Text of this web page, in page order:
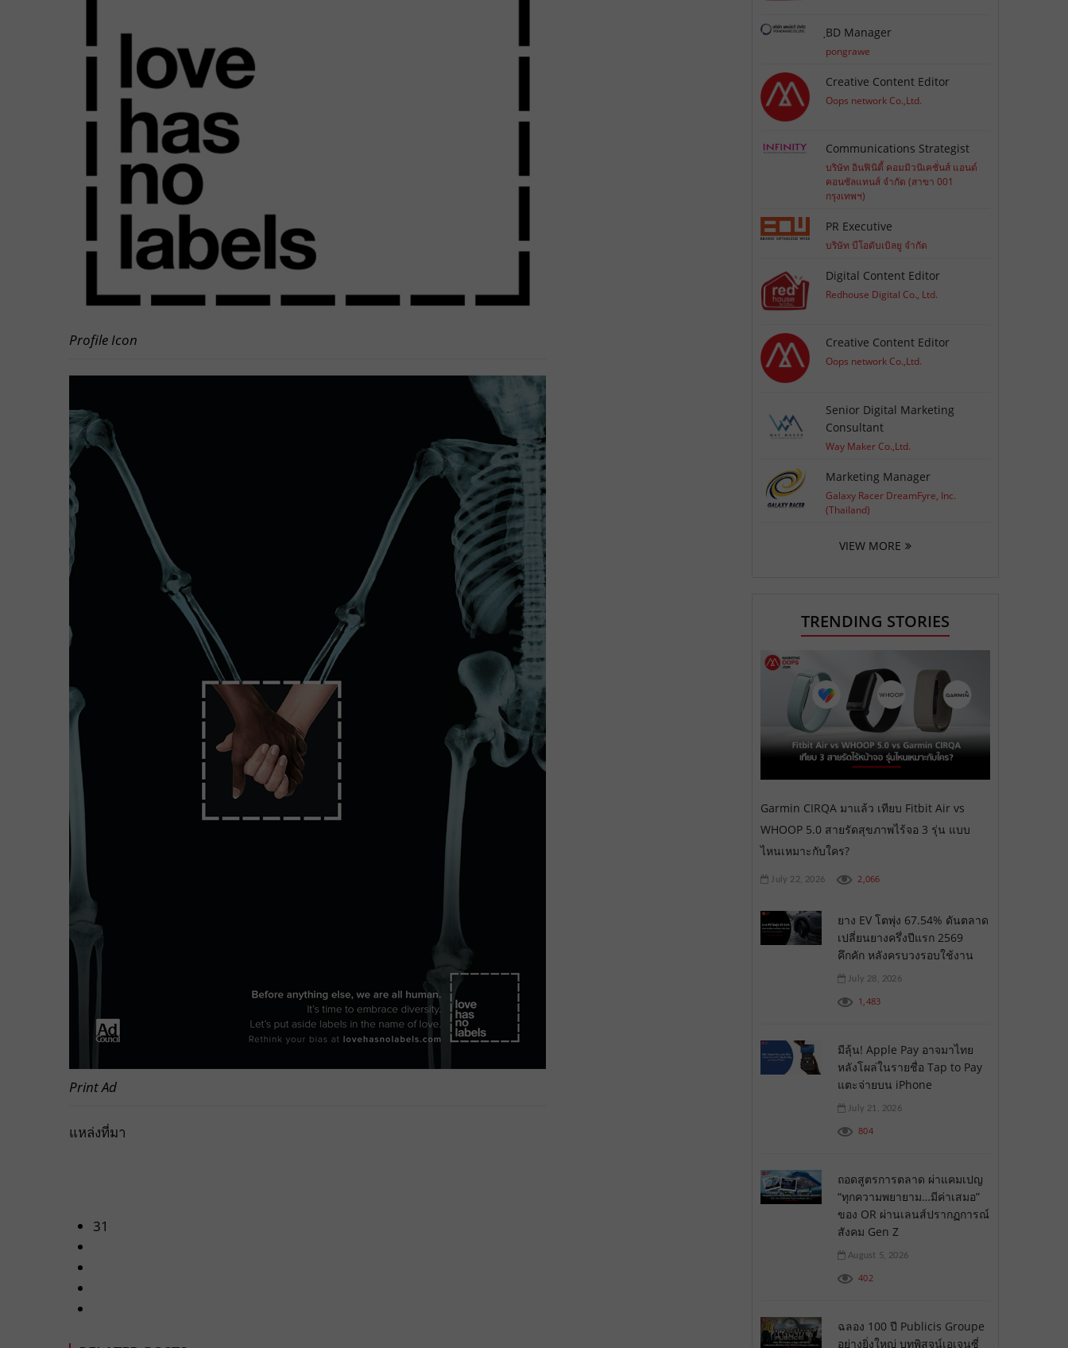
Profile Icon
Print Ad
แหล่งที่มา
31
ฺBD Manager
pongrawe
Creative Content Editor
Oops network Co.,Ltd.
Communications Strategist
บริษัท อินฟินิตี้ คอมมิวนิเคชั่นส์ แอนด์
คอนซัลแทนส์ จำกัด (สาขา 001
กรุงเทพฯ)
PR Executive
บริษัท บีโอดับเบิลยู จำกัด
Digital Content Editor
Redhouse Digital Co., Ltd.
Creative Content Editor
Oops network Co.,Ltd.
Senior Digital Marketing
Consultant
Way Maker Co.,Ltd.
Marketing Manager
Galaxy Racer DreamFyre, Inc.
(Thailand)
VIEW MORE
TRENDING STORIES
Garmin CIRQA มาแล้ว เทียบ Fitbit Air vs
WHOOP 5.0 สายรัดสุขภาพไร้จอ 3 รุ่น แบบ
ไหนเหมาะกับใคร?
July 22, 2026 2,066
ยาง EV โตพุ่ง 67.54% ดันตลาด
เปลี่ยนยางครึ่งปีแรก 2569
คึกคัก หลังครบวงรอบใช้งาน
July 28, 2026
1,483
มีลุ้น! Apple Pay อาจมาไทย
หลังโผล่ในรายชื่อ Tap to Pay
แตะจ่ายบน iPhone
July 21, 2026
804
ถอดสูตรการตลาด ผ่าแคมเปญ
“ทุกความพยายาม…มีค่าเสมอ”
ของ OR ผ่านเลนส์ปรากฏการณ์
สังคม Gen Z
August 5, 2026
402
ฉลอง 100 ปี Publicis Groupe
อย่างยิ่งใหญ่ บทพิสูจน์เอเจนซี่